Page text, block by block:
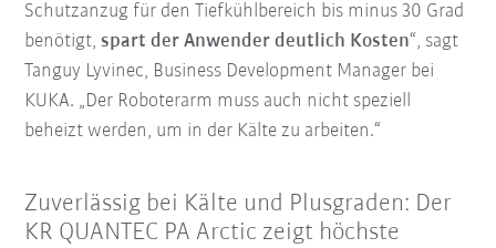
Schutzanzug für den Tiefkühlbereich bis minus 30 Grad
benötigt,spart der Anwender deutlich Kosten“, sagt
Tanguy Lyvinec, Business Development Manager bei
KUKA. „Der Roboterarm muss auch nicht speziell
beheizt werden, um in der Kälte zu arbeiten.“
Zuverlässig bei Kälte und Plusgraden: Der
KR QUANTEC PA Arctic zeigt höchste